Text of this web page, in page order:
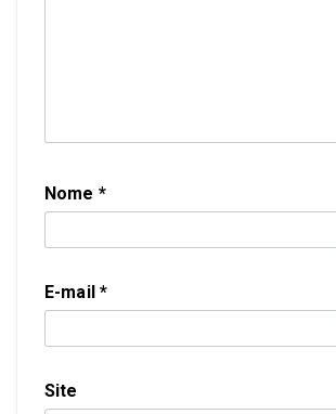
Nome *
E-mail*
Site